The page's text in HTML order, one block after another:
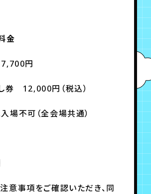
金
円
券 12,000円（税込）
場不可（全会場共通）
意事項をご確認いただき、同